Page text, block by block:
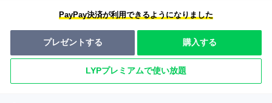
PayPay決済が利用できるようになりました
プレゼントする 購入する
LYPプレミアムで使い放題